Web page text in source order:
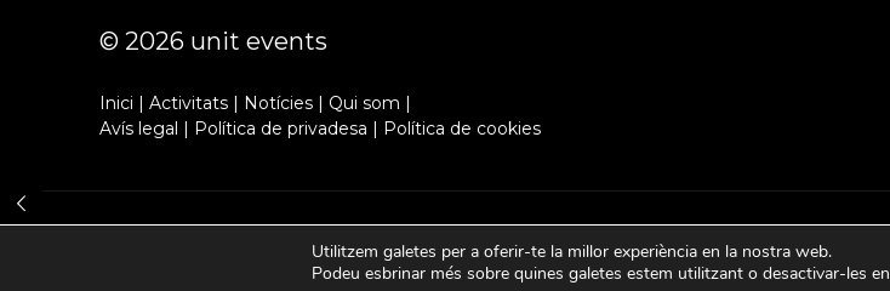
© 2026 unit events
Inici | Activitats| Notícies| Qui som |
Avís legal | Política de privadesa | Política de cookies
Utilitzem galetes per a oferir-te la millor experiència en la nostra web.
Podeu esbrinar més sobre quines galetes estem utilitzant o desactivar-les en